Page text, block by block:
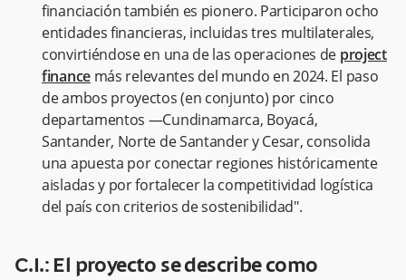
financiación también es pionero. Participaron ocho
entidades financieras, incluidas tres multilaterales,
convirtiéndose en una de las operaciones de project
financemás relevantes del mundo en 2024. El paso
de ambos proyectos (en conjunto) por cinco
departamentos —Cundinamarca, Boyacá,
Santander, Norte de Santander y Cesar, consolida
una apuesta por conectar regiones históricamente
aisladas y por fortalecer la competitividad logística
del país con criterios de sostenibilidad".
C.I.: El proyecto se describe como